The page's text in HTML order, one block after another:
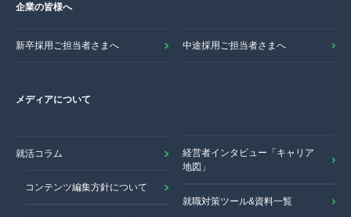
企業の皆様へ
新卒採用ご担当者さまへ 中途採用ご担当者さまへ
メディアについて
就活コラム
コンテンツ編集方針について
経営者インタビュー「キャリア
地図」
就職対策ツール&資料一覧